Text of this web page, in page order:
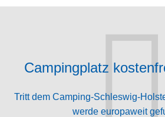
Campingplatz
Tritt dem Camping-Schleswig-
werde europaweit